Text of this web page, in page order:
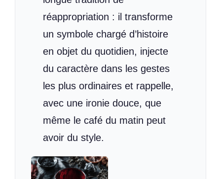
réappropriation : il transforme
un symbole chargé d’histoire
en objet du quotidien, injecte
du caractère dans les gestes
les plus ordinaires et rappelle,
avec une ironie douce, que
même le café du matin peut
avoir du style.